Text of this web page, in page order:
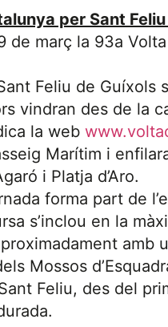
per Sant
de març la 93a
Feliu de Guíxols
vindran des de la
la web
Marítim i
i Platja d’Aro.
forma part de
s’inclou en la
amb
Mossos
Feliu, des del